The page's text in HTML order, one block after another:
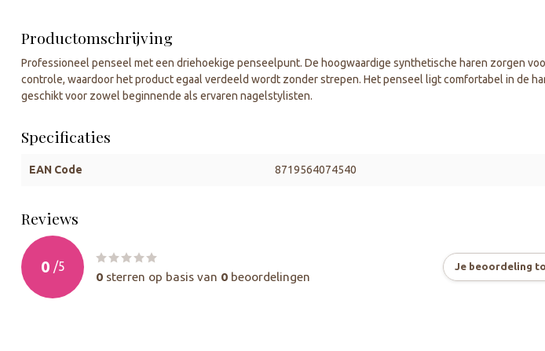
Productomschrijving
Professioneel penseel met een driehoekige penseelpunt. De hoogwaardige synthetische haren zorgen
controle, waardoor het product egaal verdeeld wordt zonder strepen. Het penseel ligt comfortabel in de
geschikt voor zowel beginnende als ervaren nagelstylisten.
Specificaties
EAN Code 8719564074540
Reviews
0 /5
0 sterren op basis van 0 beoordelingen
Je beoordeling